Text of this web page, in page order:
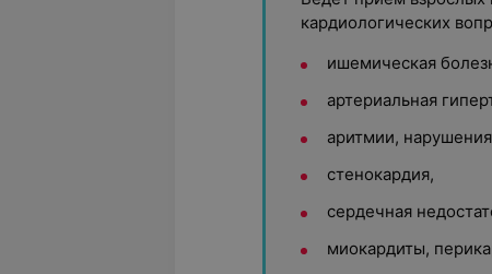
кардиологических
ишемическая
артериальная
аритмии,
стенокардия,
сердечная
миокардиты,